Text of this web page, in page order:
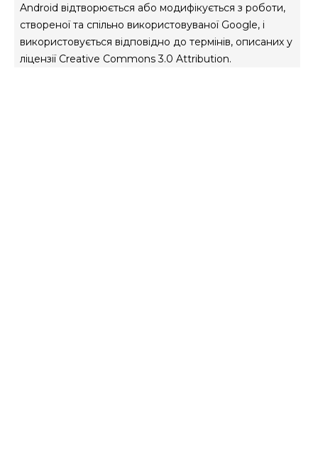
Android відтворюється або модифікується з роботи,
створеної та спільно використовуваної Google, і
використовується відповідно до термінів, описаних у
ліцензії Creative Commons 3.0 Attribution.